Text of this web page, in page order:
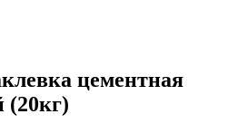
цементная
(20кг)